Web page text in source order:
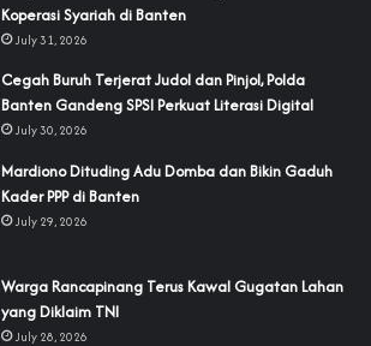
Koperasi Syariah di Banten
July 31, 2026
Cegah Buruh Terjerat Judol dan Pinjol, Polda
Banten Gandeng SPSI Perkuat Literasi Digital
July 30, 2026
‎Mardiono Dituding Adu Domba dan Bikin Gaduh
Kader PPP di Banten
July 29, 2026
‎Warga Rancapinang Terus Kawal Gugatan Lahan
yang Diklaim TNI‎‎
July 28, 2026